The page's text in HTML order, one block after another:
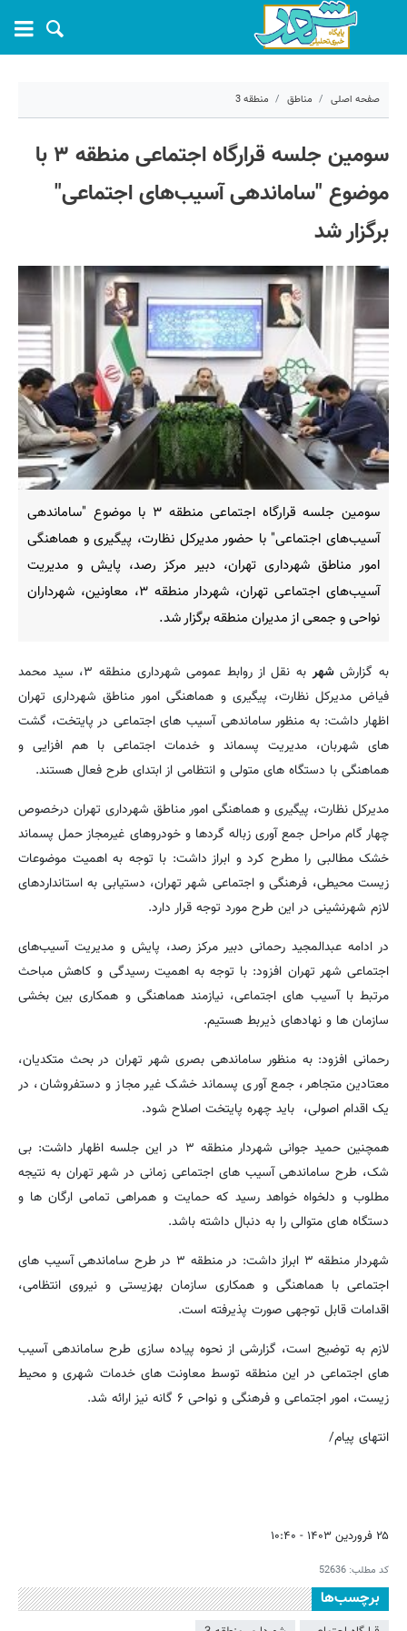
صفحه اصلی مناطق منطقه 3
سومین جلسه قرارگاه اجتماعی منطقه ۳ با
موضوع "ساماندهی آسیب‌های اجتماعی"
برگزار شد
سومین جلسه قرارگاه اجتماعی منطقه ۳ با موضوع "ساماندهی
آسیب‌های اجتماعی" با حضور مدیرکل نظارت، پیگیری و هماهنگی
امور مناطق شهرداری تهران، دبیر مرکز رصد، پایش و مدیریت
آسیب‌های اجتماعی تهران، شهردار منطقه ۳، معاونین، شهرداران
نواحی و جمعی از مدیران منطقه برگزار شد.
به گزارششهر
به نقل از روابط عمومی شهرداری منطقه ۳، سید محمد
فیاض مدیرکل نظارت، پیگیری و هماهنگی امور مناطق شهرداری تهران
اظهار داشت: به منظور ساماندهی آسیب های اجتماعی در پایتخت، گشت
های شهربان، مدیریت پسماند و خدمات اجتماعی با هم افزایی و
هماهنگی با دستگاه های متولی و انتظامی از ابتدای طرح فعال هستند.
مدیرکل نظارت، پیگیری و هماهنگی امور مناطق شهرداری تهران درخصوص
چهار گام مراحل جمع آوری زباله گردها و خودروهای غیرمجاز حمل پسماند
خشک مطالبی را مطرح کرد و ابراز داشت: با توجه به اهمیت موضوعات
زیست محیطی، فرهنگی و اجتماعی شهر تهران، دستیابی به استانداردهای
لازم شهرنشینی در این طرح مورد توجه قرار دارد.
در ادامه عبدالمجید رحمانی دبیر مرکز رصد، پایش و مدیریت آسیب‌های
اجتماعی شهر تهران افزود: با توجه به اهمیت رسیدگی و کاهش مباحث
مرتبط با آسیب های اجتماعی، نیازمند هماهنگی و همکاری بین بخشی
سازمان ها و نهادهای ذیربط هستیم.
رحمانی افزود: به منظور ساماندهی بصری شهر تهران در بحث متکدیان،
معتادین متجاهر، جمع آوری پسماند خشک غیر مجاز و دستفروشان، در
یک اقدام اصولی، باید چهره پایتخت اصلاح شود.
همچنین حمید جوانی شهردار منطقه ۳ در این جلسه اظهار داشت: بی
شک، طرح ساماندهی آسیب های اجتماعی زمانی در شهر تهران به نتیجه
مطلوب و دلخواه خواهد رسید که حمایت و همراهی تمامی ارگان ها و
دستگاه های متوالی را به دنبال داشته باشد.
شهردار منطقه ۳ ابراز داشت: در منطقه ۳ در طرح ساماندهی آسیب های
اجتماعی با هماهنگی و همکاری سازمان بهزیستی و نیروی انتظامی،
اقدامات قابل توجهی صورت پذیرفته است.
لازم به توضیح است، گزارشی از نحوه پیاده سازی طرح ساماندهی آسیب
های اجتماعی در این منطقه توسط معاونت های خدمات شهری و محیط
زیست، امور اجتماعی و فرهنگی و نواحی ۶ گانه نیز ارائه شد.
انتهای پیام/
۲۵ فروردین ۱۴۰۳ - ۱۰:۴۰
کد مطلب: 52636
برچسب‌ها